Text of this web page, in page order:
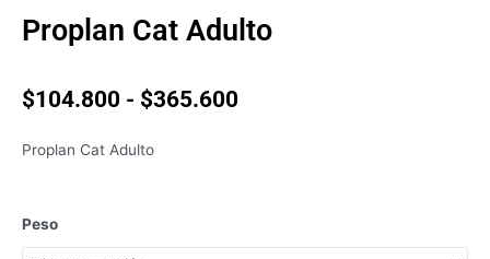
Proplan Cat Adulto
$104.800 - $365.600
$365.600
Proplan Cat Adulto
Peso
Proplan
Cat